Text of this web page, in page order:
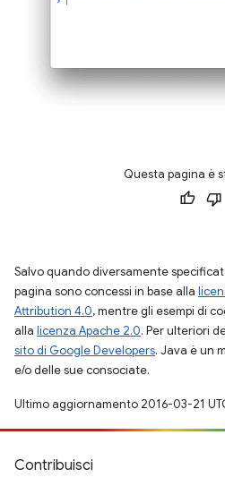
Questa pagina è
Salvo quando diversamente
pagina sono concessi in base alla
Attribution 4.0, mentre gli esempi di
alla licenza Apache 2.0. Per ulteriori
sito di Google Developers. Java è un
e/o delle sue consociate.
Ultimo aggiornamento 2016-03-21
Contribuisci